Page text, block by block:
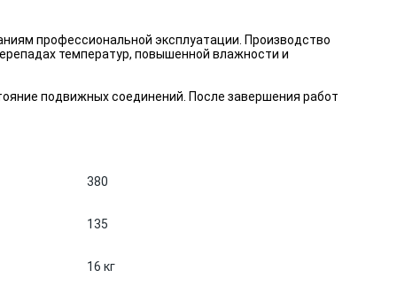
профессиональной эксплуатации. Производство
температур, повышенной влажности и
подвижных соединений. После завершения работ
380
135
16 кг